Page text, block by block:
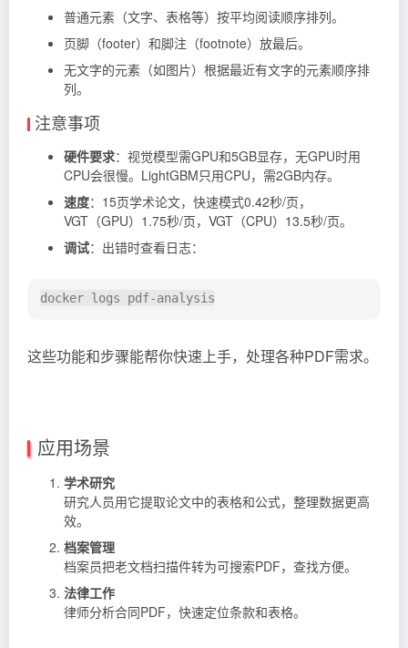
普通元素（文字、表格等）按平均阅读顺序排列。
页脚（footer）和脚注（footnote）放最后。
无文字的元素（如图片）根据最近有文字的元素顺序排
列。
注意事项
硬件要求：视觉模型需GPU和5GB显存，无GPU时用
CPU会很慢。LightGBM只用CPU，需2GB内存。
速度：15页学术论文，快速模式0.42秒/页，
VGT（GPU）1.75秒/页，VGT（CPU）13.5秒/页。
调试：出错时查看日志：
这些功能和步骤能帮你快速上手，处理各种PDF需求。
应用场景
学术研究
研究人员用它提取论文中的表格和公式，整理数据更高
效。
档案管理
档案员把老文档扫描件转为可搜索PDF，查找方便。
法律工作
律师分析合同PDF，快速定位条款和表格。